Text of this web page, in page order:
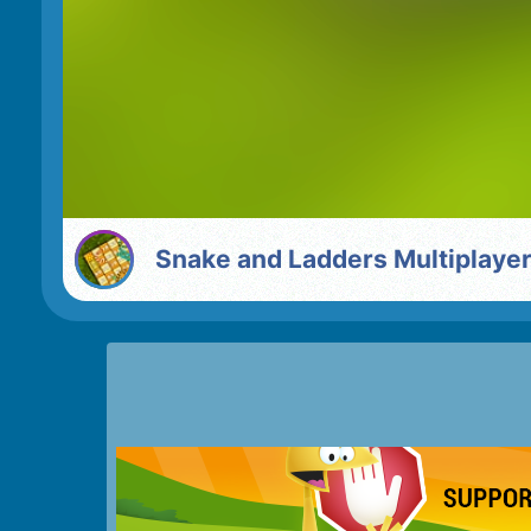
Snake and Ladders Multiplayer